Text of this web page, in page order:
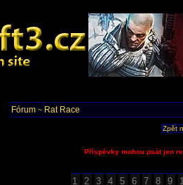
Fórum ~ Rat Race
Zpět
Příspěvky mohou psát jen
1 2 3 4 5 6 7 8 9